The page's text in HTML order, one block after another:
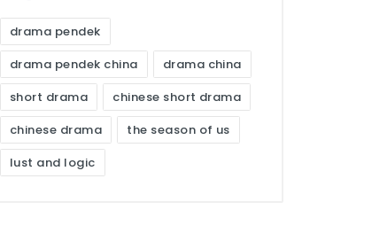
drama pendek
drama pendek china
drama china
short drama
chinese short drama
chinese drama
the season of us
lust and logic